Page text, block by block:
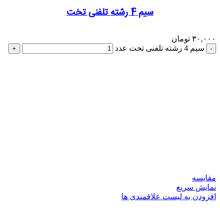
سیم 4 رشته تلفنی تخت
۳۰,۰۰۰ تومان
سیم 4 رشته تلفنی تخت عدد
مقایسه
نمایش سریع
افزودن به لیست علاقمندی ها